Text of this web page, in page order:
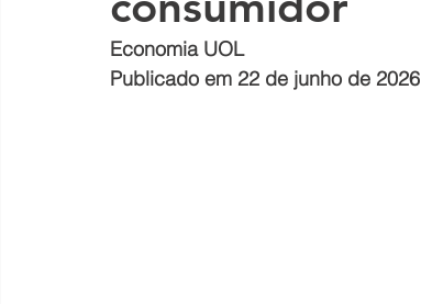
Economia UOL
Publicado em 22 de junho de 2026